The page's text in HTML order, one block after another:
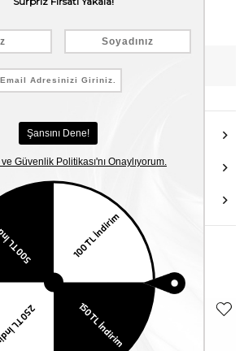
WhatsApp’tan Bilgi Al
Benzer Ürünler
EKLE5
KODUYLA
%5